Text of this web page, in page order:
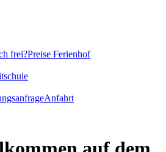
frei?Preise Ferienhof
Anfahrt